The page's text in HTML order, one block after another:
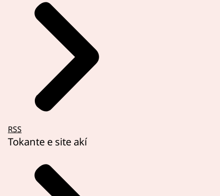
RSS
Tokante e site akí